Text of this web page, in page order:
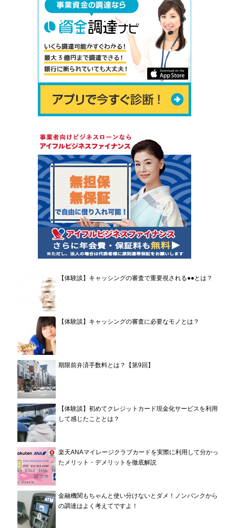
【体験談】キャッシングの審査で重要視される●●とは？
【体験談】キャッシングの審査に必要なモノとは？
期限前弁済手数料とは？【第9回】
【体験談】初めてクレジットカード現金化サービスを利用
して感じたこととは？
楽天ANAマイレージクラブカードを実際に利用して分かっ
たメリット・デメリットを徹底解説
金融機関もちゃんと使い分けないとダメ！ノンバンクから
の調達はよく考えてですよ！